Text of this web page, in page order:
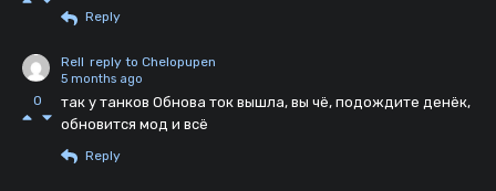
Reply
0
Rell reply to Chelopupen
5 months ago
так у танков Обнова ток вышла, вы чё, подождите денёк,
обновится мод и всё
Reply